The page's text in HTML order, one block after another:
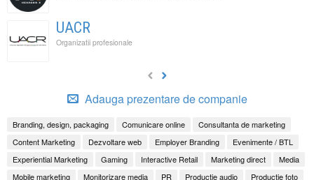
UACR
Organizatii profesionale
Adauga prezentare de companie
Branding, design, packaging Comunicare online
Consultanta de marketing
Content Marketing
Dezvoltare web Employer Branding
Evenimente / BTL
Experiential Marketing
Gaming Interactive Retail Marketing direct
Media
Mobile marketing
Monitorizare media PR Productie audio Productie foto